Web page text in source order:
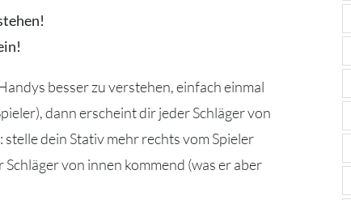
besser zu verstehen, einfach einmal
dann erscheint dir jeder Schläger von
dein Stativ mehr rechts vom Spieler
von innen kommend (was er aber